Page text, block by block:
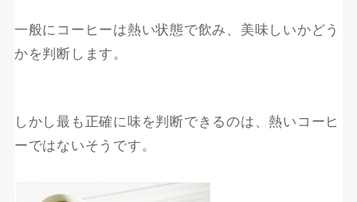
一般にコーヒーは熱い状態で飲み、美味しいかどう
かを判断します。
しかし最も正確に味を判断できるのは、熱いコーヒ
ーではないそうです。